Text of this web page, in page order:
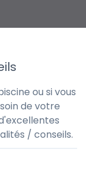
ou si vous
de votre
/ conseils.